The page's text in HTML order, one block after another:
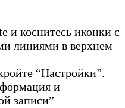
и коснитесь иконки с
линиями в верхнем
“Настройки”.
и
записи”